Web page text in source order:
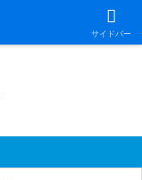
サイドバー